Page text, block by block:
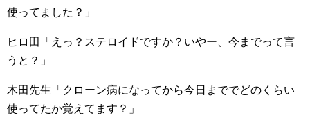
使ってました？」
ヒロ田「えっ？ステロイドですか？いやー、今までって言
うと？」
木田先生「クローン病になってから今日まででどのくらい
使ってたか覚えてます？」